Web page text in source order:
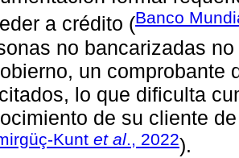
a crédito (Banco
no bancarizadas
un comprobante
lo que dificulta
de su cliente
Kunt et al., 2022).